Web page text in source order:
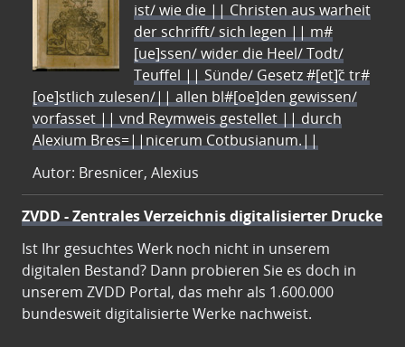
ist/ wie die || Christen aus warheit
der schrifft/ sich legen || m#
[ue]ssen/ wider die Heel/ Todt/
Teuffel || Sünde/ Gesetz #[et]c̃ tr#
[oe]stlich zulesen/|| allen bl#[oe]den gewissen/
vorfasset || vnd Reymweis gestellet || durch
Alexium Bres=||nicerum Cotbusianum.||
Autor: Bresnicer, Alexius
ZVDD - Zentrales Verzeichnis digitalisierter Drucke
Ist Ihr gesuchtes Werk noch nicht in unserem
digitalen Bestand? Dann probieren Sie es doch in
unserem ZVDD Portal, das mehr als 1.600.000
bundesweit digitalisierte Werke nachweist.